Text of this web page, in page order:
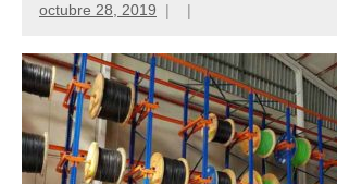
octubre 28, 2019